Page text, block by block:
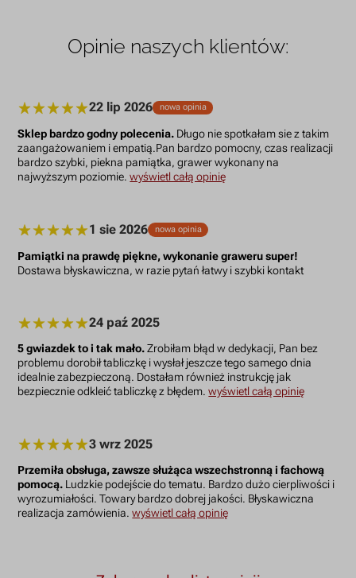
Opinie naszych klientów:
22 lip 2026 nowa opinia
Sklep bardzo godny polecenia. Długo nie spotkałam sie z takim
zaangażowaniem i empatią.Pan bardzo pomocny, czas realizacji
bardzo szybki, piekna pamiątka, grawer wykonany na
najwyższym poziomie.wyświetl całą opinię
1 sie 2026 nowa opinia
Pamiątki na prawdę piękne, wykonanie graweru super!
Dostawa błyskawiczna, w razie pytań łatwy i szybki kontakt
24 paź 2025
5 gwiazdek to i tak mało.Zrobiłam błąd w dedykacji, Pan bez
problemu dorobił tabliczkę i wysłał jeszcze tego samego dnia
idealnie zabezpieczoną. Dostałam również instrukcję jak
bezpiecznie odkleić tabliczkę z błędem.wyświetl całą opinię
3 wrz 2025
Przemiła obsługa, zawsze służąca wszechstronną i fachową
pomocą. Ludzkie podejście do tematu. Bardzo dużo cierpliwości i
wyrozumiałości. Towary bardzo dobrej jakości. Błyskawiczna
realizacja zamówienia.wyświetl całą opinię